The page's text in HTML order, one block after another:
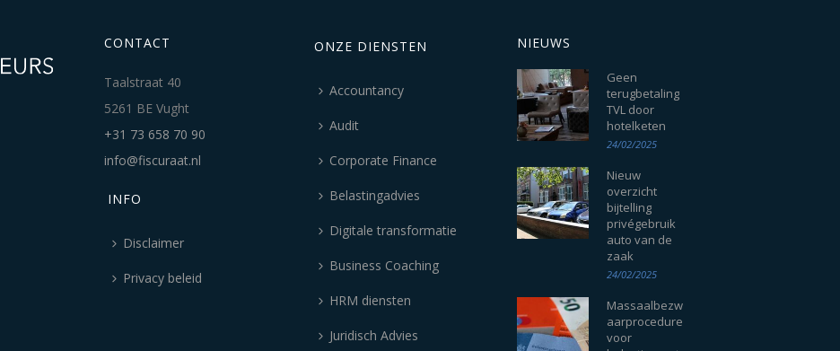
CONTACT
Taalstraat 40
5261 BE Vught
+31 73 658 70 90
info@fiscuraat.nl
INFO
Disclaimer
Privacy beleid
ONZE DIENSTEN
Accountancy
Audit
Corporate Finance
Belastingadvies
Digitale transformatie
Business Coaching
HRM diensten
Juridisch Advies
NIEUWS
Geen
terugbetaling
TVL door
hotelketen
24/02/2025
Nieuw
overzicht
bijtelling
privégebruik
auto van de
zaak
24/02/2025
Massaalbezw
aarprocedure
voor